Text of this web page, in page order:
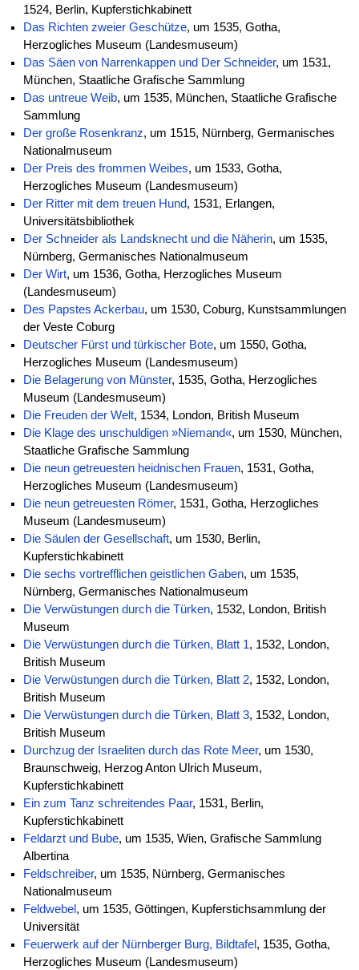
1524, Berlin, Kupferstichkabinett
Das Richten zweier Geschütze, um 1535, Gotha,
Herzogliches Museum (Landesmuseum)
Das Säen von Narrenkappen und Der Schneider, um 1531,
München, Staatliche Grafische Sammlung
Das untreue Weib, um 1535, München, Staatliche Grafische
Sammlung
Der große Rosenkranz, um 1515, Nürnberg, Germanisches
Nationalmuseum
Der Preis des frommen Weibes, um 1533, Gotha,
Herzogliches Museum (Landesmuseum)
Der Ritter mit dem treuen Hund, 1531, Erlangen,
Universitätsbibliothek
Der Schneider als Landsknecht und die Näherin, um 1535,
Nürnberg, Germanisches Nationalmuseum
Der Wirt, um 1536, Gotha, Herzogliches Museum
(Landesmuseum)
Des Papstes Ackerbau, um 1530, Coburg, Kunstsammlungen
der Veste Coburg
Deutscher Fürst und türkischer Bote, um 1550, Gotha,
Herzogliches Museum (Landesmuseum)
Die Belagerung von Münster, 1535, Gotha, Herzogliches
Museum (Landesmuseum)
Die Freuden der Welt, 1534, London, British Museum
Die Klage des unschuldigen »Niemand«, um 1530, München,
Staatliche Grafische Sammlung
Die neun getreuesten heidnischen Frauen, 1531, Gotha,
Herzogliches Museum (Landesmuseum)
Die neun getreuesten Römer, 1531, Gotha, Herzogliches
Museum (Landesmuseum)
Die Säulen der Gesellschaft, um 1530, Berlin,
Kupferstichkabinett
Die sechs vortrefflichen geistlichen Gaben, um 1535,
Nürnberg, Germanisches Nationalmuseum
Die Verwüstungen durch die Türken, 1532, London, British
Museum
Die Verwüstungen durch die Türken, Blatt 1, 1532, London,
British Museum
Die Verwüstungen durch die Türken, Blatt 2, 1532, London,
British Museum
Die Verwüstungen durch die Türken, Blatt 3, 1532, London,
British Museum
Durchzug der Israeliten durch das Rote Meer, um 1530,
Braunschweig, Herzog Anton Ulrich Museum,
Kupferstichkabinett
Ein zum Tanz schreitendes Paar, 1531, Berlin,
Kupferstichkabinett
Feldarzt und Bube, um 1535, Wien, Grafische Sammlung
Albertina
Feldschreiber, um 1535, Nürnberg, Germanisches
Nationalmuseum
Feldwebel , um 1535, Göttingen, Kupferstichsammlung der
Universität
Feuerwerk auf der Nürnberger Burg, Bildtafel , 1535, Gotha,
Herzogliches Museum (Landesmuseum)